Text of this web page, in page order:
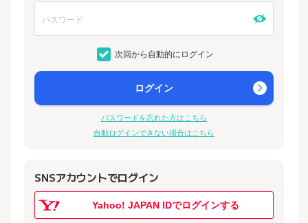
次回から自動的にログイン
ログイン
パスワードを忘れた方はこちら
自動ログインできない場合はこちら
SNSアカウントでログイン
Yahoo! JAPAN IDでログインする